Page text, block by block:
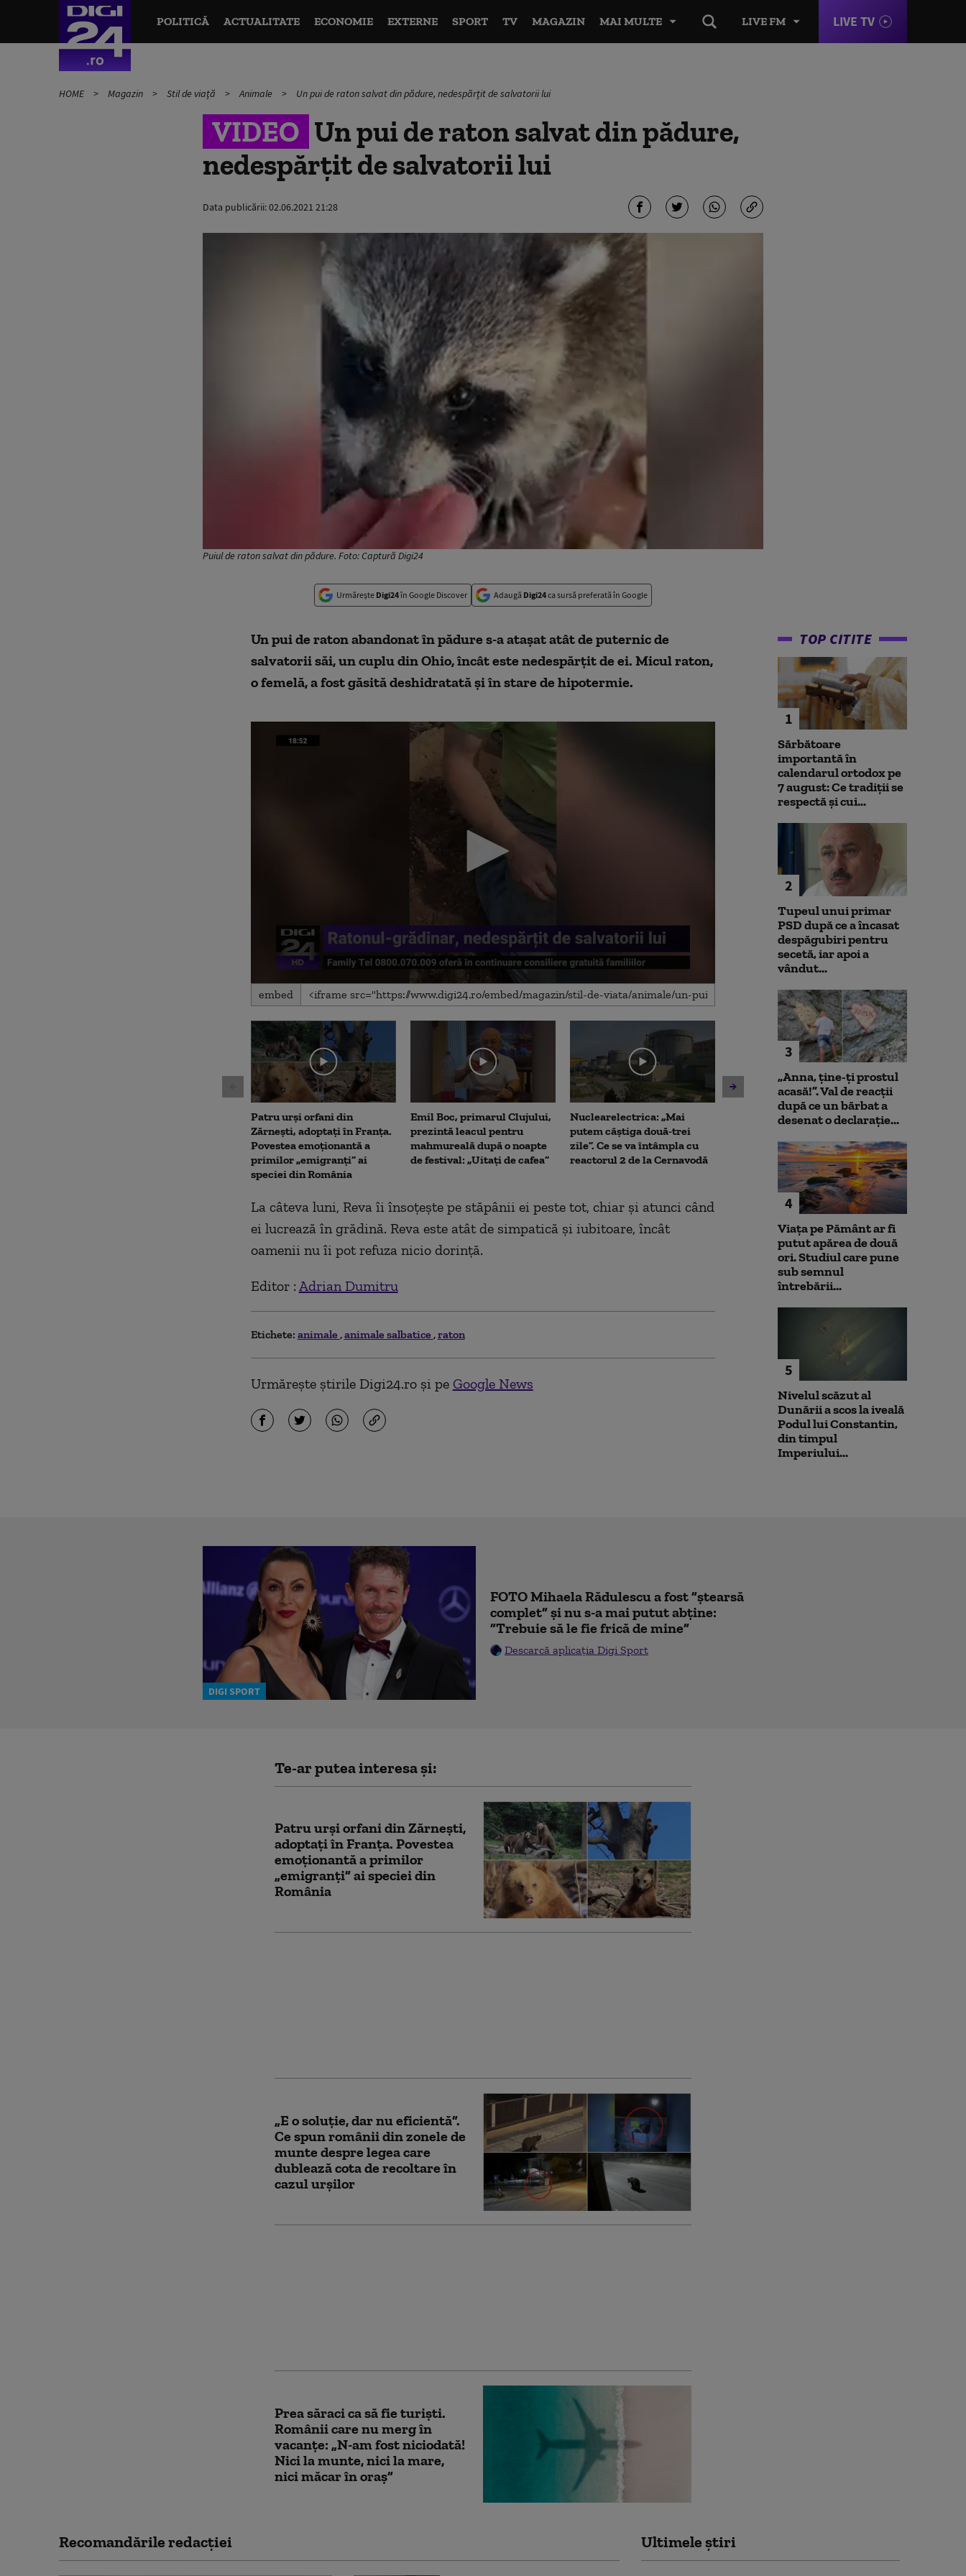
LIVE FM LIVE TV
POLITICĂ ACTUALITATE ECONOMIE EXTERNE SPORT TV MAGAZIN MAI MULTE
HOME Magazin Stil de viață Animale Un pui de raton salvat din pădure, nedespărțit de salvatorii lui
VIDEO Un pui de raton salvat din pădure,
nedespărțit de salvatorii lui
Data publicării:02.06.2021 21:28
Puiul de raton salvat din pădure. Foto: Captură Digi24
Urmărește Digi24în Google Discover Adaugă Digi24ca sursă preferată în Google
Un pui de raton abandonatîn pădure s-a atașat atât de puternic de
salvatorii săi, un cuplu din Ohio, încât este nedespărțit de ei. Micul raton,
o femelă, a fost găsită deshidratată și în stare de hipotermie.
0
seconds
29
seconds Volume
90%
embed
Patru urși orfani din
Zărnești, adoptați în Franța.
Povestea emoționantă a
primilor „emigranți” ai
speciei din România
Emil Boc, primarul Clujului,
prezintă leacul pentru
mahmureală după o noapte
de festival: „Uitați de cafea”
Nuclearelectrica: „Mai
putem câștiga două-trei
zile”. Ce se va întâmpla cu
reactorul 2 de la Cernavodă
Cristian Păun, despre
„Poporul plătește nota de
plată, fie prin taxare, fie prin
Antrenament
testat
amfibiu AAV-
militarii SUA
La câteva luni, Reva îi însoțește pe stăpânii ei peste tot, chiar și atunci când
ei lucrează în grădină. Reva este atât de simpatică și iubitoare, încât
oamenii nu îi pot refuza nicio dorință.
Editor : Adrian Dumitru
Etichete: animale animale salbatice raton
Urmărește știrile Digi24.ro și pe Google News
TOP CITITE
1
Sărbătoare
importantă în
calendarul ortodox pe
7 august: Ce tradiții se
respectă și cui...
2
Tupeul unui primar
PSD după ce a încasat
despăgubiri pentru
secetă, iar apoi a
vândut...
3
„Anna, ţine-ţi prostul
acasă!”. Val de reacții
după ce un bărbat a
desenat o declarație...
4
Viața pe Pământ ar fi
putut apărea de două
ori. Studiul care pune
sub semnul
întrebării...
5
Nivelul scăzut al
Dunării a scos la iveală
Podul lui Constantin,
din timpul
Imperiului...
DIGI SPORT
FOTO Mihaela Rădulescu a fost ”ștearsă
complet” și nu s-a mai putut abține:
”Trebuie să le fie frică de mine”
Descarcă aplicația Digi Sport
Te-ar putea interesa și:
Patru urși orfani din Zărnești,
adoptați în Franța. Povestea
emoționantă a primilor
„emigranți” ai speciei din
România
„E o soluție, dar nu eficientă”.
Ce spun românii din zonele de
munte despre legea care
dublează cota de recoltare în
cazul urșilor
Prea săraci ca să fie turiști.
Românii care nu merg în
vacanțe: „N-am fost niciodată!
Nici la munte, nici la mare,
nici măcar în oraș”
Recomandările redacţiei Ultimele știri